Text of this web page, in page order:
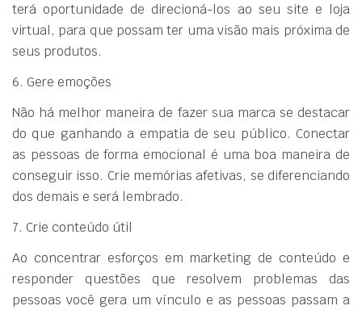
terá oportunidade de direcioná-los ao seu site e loja
virtual, para que possam ter uma visão mais próxima de
seus produtos.
6. Gere emoções
Não há melhor maneira de fazer sua marca se destacar
do que ganhando a empatia de seu público. Conectar
as pessoas de forma emocional é uma boa maneira de
conseguir isso. Crie memórias afetivas, se diferenciando
dos demais e será lembrado.
7. Crie conteúdo útil
Ao concentrar esforços em marketing de conteúdo e
responder questões que resolvem problemas das
pessoas você gera um vínculo e as pessoas passam a